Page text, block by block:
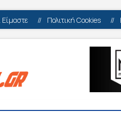
Είμαστε // Πολιτική Cookies //